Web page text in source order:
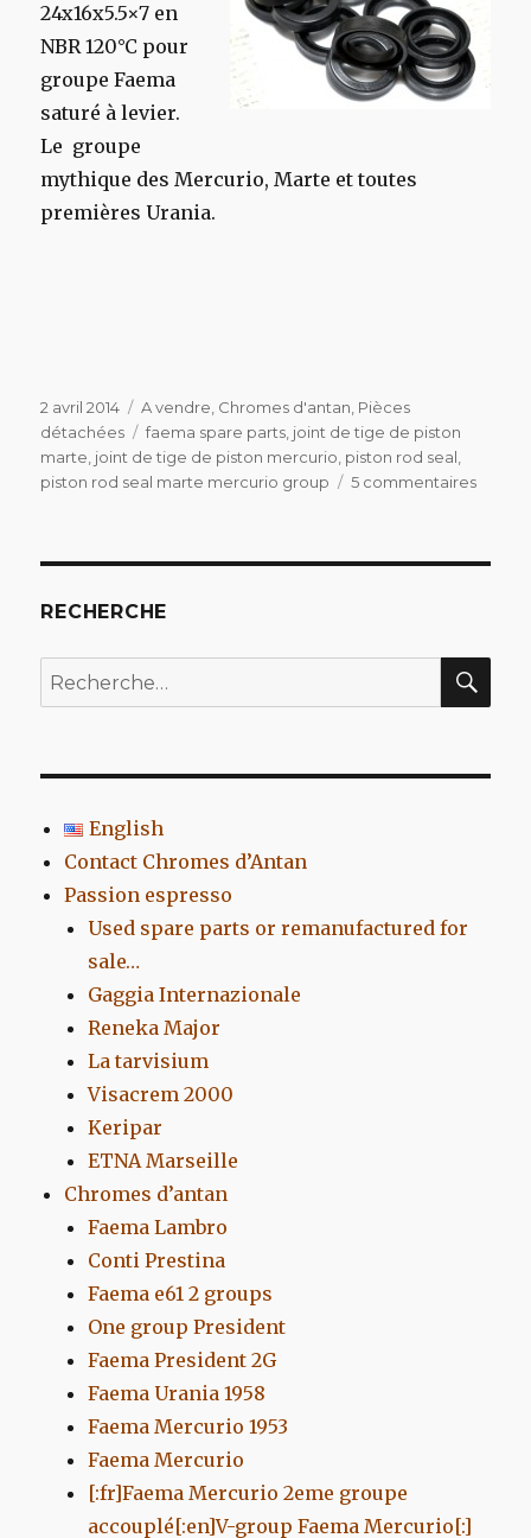
24x16x5.5×7 en
NBR 120°C pour
groupe Faema
saturé à levier.
Le groupe
mythique des Mercurio, Marte et toutes
premières Urania.
Publié
le
2 avril 2014 Catégories
A vendre Chromes d'antan Pièces
détachées
Étiquettes
faema spare parts joint de tige de piston
marte joint de tige de piston mercurio piston rod seal
piston rod seal marte mercurio group
5 commentairessur
RECHERCHE
Recherche
pour
English
Contact Chromes d’Antan
Passion espresso
Used spare parts or remanufactured for
sale…
Gaggia Internazionale
Reneka Major
La tarvisium
Visacrem 2000
Keripar
ETNA Marseille
Chromes d’antan
Faema Lambro
Conti Prestina
Faema e61 2 groups
One group President
Faema President 2G
Faema Urania 1958
Faema Mercurio 1953
Faema Mercurio
[:fr]Faema Mercurio 2eme groupe
accouplé[:en]V-group Faema Mercurio[:]